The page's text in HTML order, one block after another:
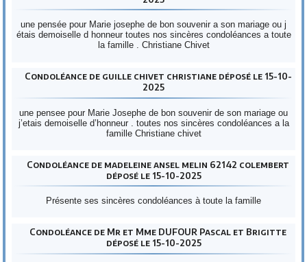
une pensée pour Marie josephe de bon souvenir a son mariage ou j
étais demoiselle d honneur toutes nos sincères condoléances a toute
la famille . Christiane Chivet
Condoléance de guille chivet christiane déposé le 15-10-
2025
une pensee pour Marie Josephe de bon souvenir de son mariage ou
j’etais demoiselle d’honneur . toutes nos sincères condoléances a la
famille Christiane chivet
Condoléance de madeleine ansel melin 62142 colembert
déposé le 15-10-2025
Présente ses sincères condoléances à toute la famille
Condoléance de Mr et Mme DUFOUR Pascal et Brigitte
déposé le 15-10-2025